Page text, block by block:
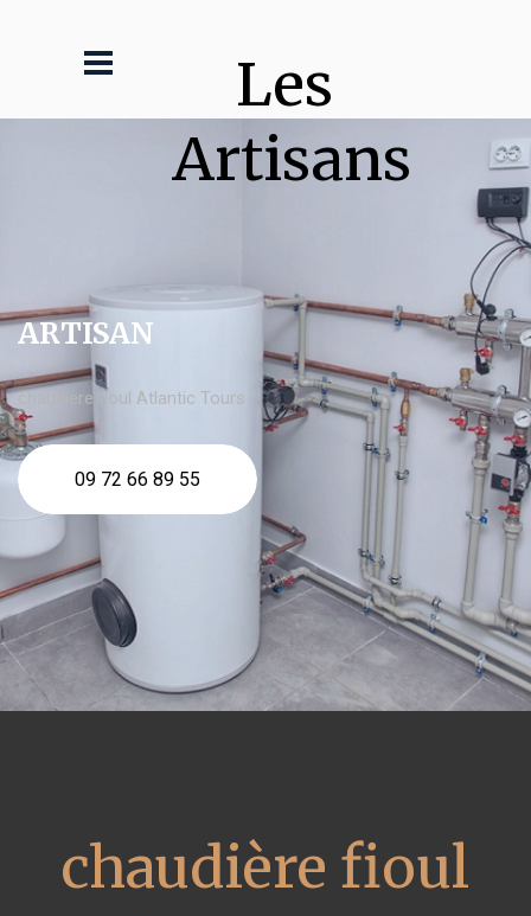
Les
Artisans
ARTISAN
chaudière fioul Atlantic Tours
09 72 66 89 55
chaudière fioul